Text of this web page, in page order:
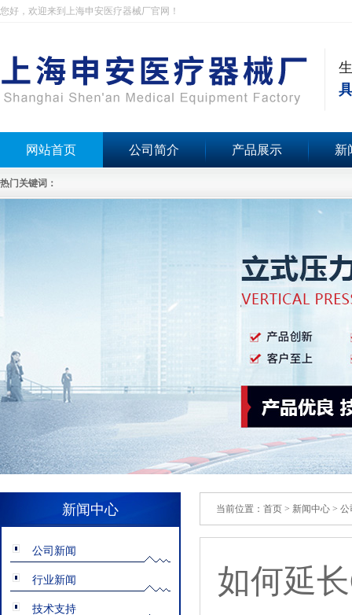
您好，欢迎来到上海申安医疗器械厂官网！
网站首页 公司简介 产品展示 新
热门关键词：
新闻中心
公司新闻
行业新闻
技术支持
当前位置： 首页 > 新闻中心 > 公
如何延